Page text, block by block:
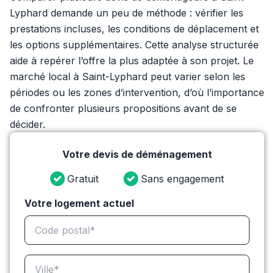
Lyphard demande un peu de méthode : vérifier les
prestations incluses, les conditions de déplacement et
les options supplémentaires. Cette analyse structurée
aide à repérer l’offre la plus adaptée à son projet. Le
marché local à Saint-Lyphard peut varier selon les
périodes ou les zones d’intervention, d’où l’importance
de confronter plusieurs propositions avant de se
décider.
Votre devis de déménagement
Gratuit
Sans engagement
Votre logement actuel